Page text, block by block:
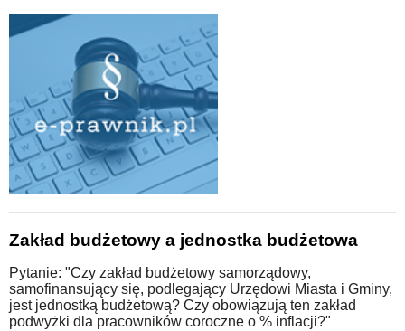
Zakład budżetowy a jednostka budżetowa
Pytanie: "Czy zakład budżetowy samorządowy,
samofinansujący się, podlegający Urzędowi Miasta i Gminy,
jest jednostką budżetową? Czy obowiązują ten zakład
podwyżki dla pracowników coroczne o % inflacji?"